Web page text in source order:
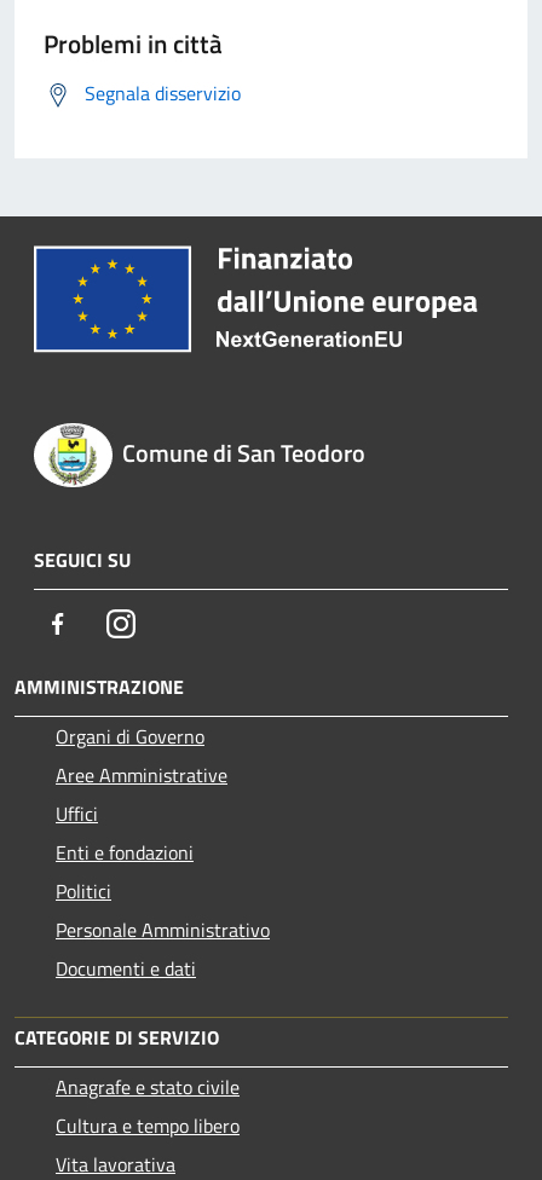
Problemi in città
Segnala disservizio
Comune di San Teodoro
SEGUICI SU
FacebookInstagram
AMMINISTRAZIONE
Organi di Governo
Aree Amministrative
Uffici
Enti e fondazioni
Politici
Personale Amministrativo
Documenti e dati
CATEGORIE DI SERVIZIO
Anagrafe e stato civile
Cultura e tempo libero
Vita lavorativa